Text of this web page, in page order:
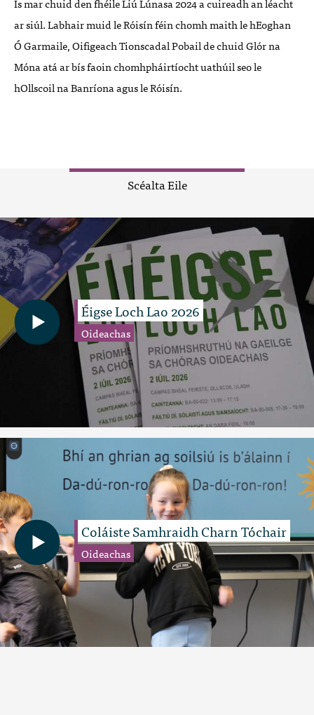
ar siúl. Labhair muid le Róisín féin chomh maith le hEoghan
Ó Garmaile, Oifigeach Tionscadal Pobail de chuid Glór na
Móna atá ar bís faoin chomhpháirtíocht uathúil seo le
hOllscoil na Banríona agus le Róisín.
Scéalta Eile
Éigse Loch Lao 2026
Oideachas
Coláiste Samhraidh Charn Tóchair
Oideachas